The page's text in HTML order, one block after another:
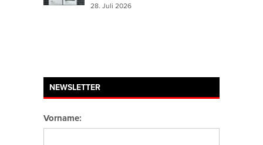
28. Juli 2026
NEWSLETTER
Vorname: